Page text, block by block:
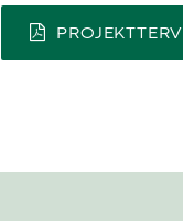
PROJEKTTERV